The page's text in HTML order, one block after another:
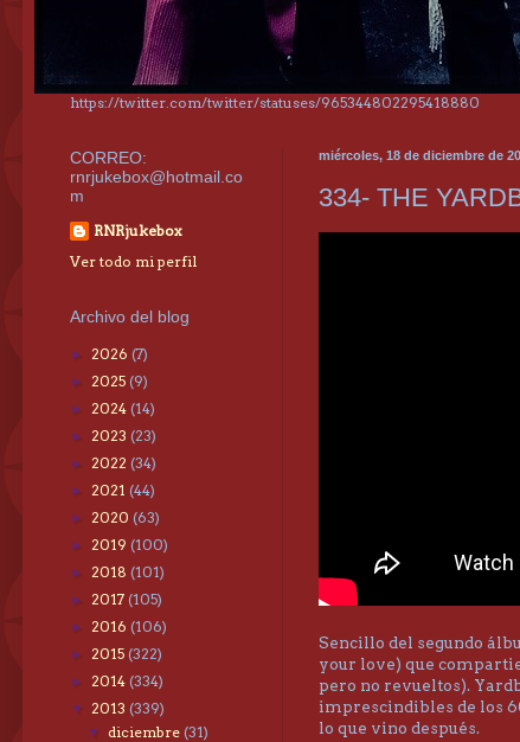
https://twitter.com/twitter/statuses/965344802295418880
miércoles, 18 de diciembre de
334- THE
Sencillo del segundo
your love) que
pero no revueltos).
imprescindibles de los
lo que vino después.
CORREO:
rnrjukebox@hotmail.co
m
RNRjukebox
Ver todo mi perfil
Archivo del blog
► 2026 (7)
► 2025 (9)
► 2024 (14)
► 2023 (23)
► 2022 (34)
► 2021 (44)
► 2020 (63)
► 2019 (100)
► 2018 (101)
► 2017 (105)
► 2016 (106)
► 2015 (322)
► 2014 (334)
▼ 2013 (339)
▼ diciembre(31)